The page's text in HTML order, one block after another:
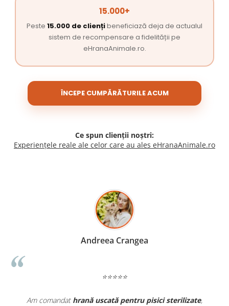
15.000+
Peste 15.000 de cliențibeneficiază deja de actualul
sistem de recompensare a fidelității pe
eHranaAnimale.ro.
ÎNCEPE CUMPĂRĂTURILE ACUM
Ce spun clienții noștri:
Experiențele reale ale celor care au ales eHranaAnimale.ro
Madalina Stancea
⭐⭐⭐⭐⭐
Apreciez foarte mult faptul că peehranaanimale.rogăsesc